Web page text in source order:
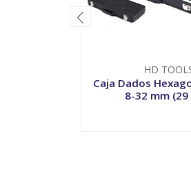
HD
Caja Dados
8-32 mm